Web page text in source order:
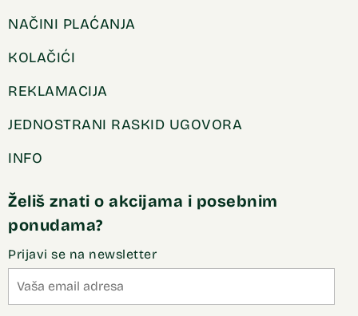
NAČINI PLAĆANJA
KOLAČIĆI
REKLAMACIJA
JEDNOSTRANI RASKID UGOVORA
INFO
Želiš znati o akcijama i posebnim
ponudama?
Prijavi se na newsletter